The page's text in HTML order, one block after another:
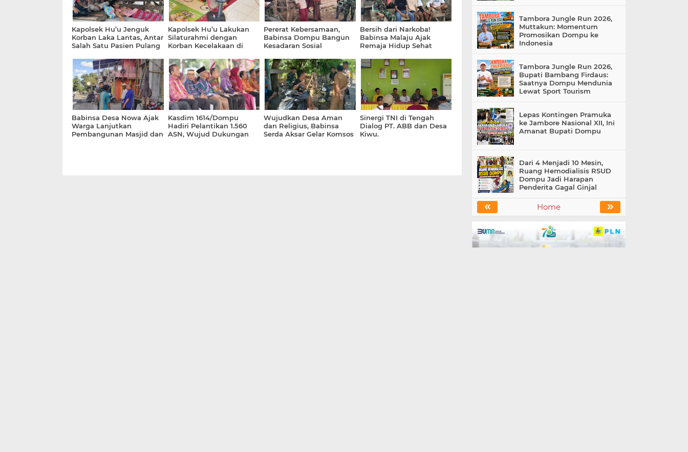
Kapolsek Hu’u Jenguk
Korban Laka Lantas, Antar
Salah Satu Pasien Pulang
Kapolsek Hu’u Lakukan
Silaturahmi dengan
Korban Kecelakaan di
Pererat Kebersamaan,
Babinsa Dompu Bangun
Kesadaran Sosial
Bersih dari Narkoba!
Babinsa Malaju Ajak
Remaja Hidup Sehat
Babinsa Desa Nowa Ajak
Warga Lanjutkan
Pembangunan Masjid dan
Kasdim 1614/Dompu
Hadiri Pelantikan 1.560
ASN, Wujud Dukungan
Wujudkan Desa Aman
dan Religius, Babinsa
Serda Aksar Gelar Komsos
Sinergi TNI di Tengah
Dialog PT. ABB dan Desa
Kiwu.
Tambora Jungle Run 2026,
Muttakun: Momentum
Promosikan Dompu ke
Indonesia
Tambora Jungle Run 2026,
Bupati Bambang Firdaus:
Saatnya Dompu Mendunia
Lewat Sport Tourism
Lepas Kontingen Pramuka
ke Jambore Nasional XII, Ini
Amanat Bupati Dompu
Dari 4 Menjadi 10 Mesin,
Ruang Hemodialisis RSUD
Dompu Jadi Harapan
Penderita Gagal Ginjal
« »
Home